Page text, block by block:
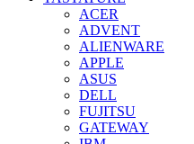
ACER
ADVENT
ALIENWARE
APPLE
ASUS
DELL
FUJITSU
GATEWAY